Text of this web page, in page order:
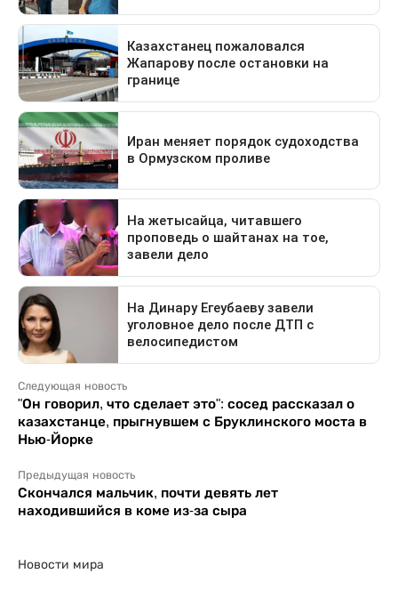
Следующая новость
"Он говорил, что сделает это": сосед рассказал о
казахстанце, прыгнувшем с Бруклинского моста в
Нью-Йорке
Предыдущая новость
Скончался мальчик, почти девять лет
находившийся в коме из-за сыра
Новости мира